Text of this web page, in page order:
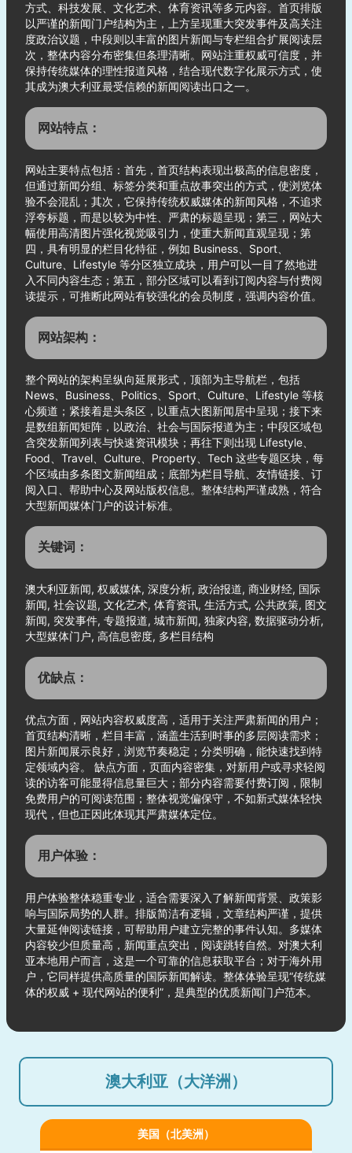
方式、科技发展、文化艺术、体育资讯等多元内容。首页排版
以严谨的新闻门户结构为主，上方呈现重大突发事件及高关注
度政治议题，中段则以丰富的图片新闻与专栏组合扩展阅读层
次，整体内容分布密集但条理清晰。网站注重权威可信度，并
保持传统媒体的理性报道风格，结合现代数字化展示方式，使
其成为澳大利亚最受信赖的新闻阅读出口之一。
网站特点：
网站主要特点包括：首先，首页结构表现出极高的信息密度，
但通过新闻分组、标签分类和重点故事突出的方式，使浏览体
验不会混乱；其次，它保持传统权威媒体的新闻风格，不追求
浮夸标题，而是以较为中性、严肃的标题呈现；第三，网站大
幅使用高清图片强化视觉吸引力，使重大新闻直观呈现；第
四，具有明显的栏目化特征，例如 Business、Sport、
Culture、Lifestyle 等分区独立成块，用户可以一目了然地进
入不同内容生态；第五，部分区域可以看到订阅内容与付费阅
读提示，可推断此网站有较强化的会员制度，强调内容价值。
网站架构：
整个网站的架构呈纵向延展形式，顶部为主导航栏，包括
News、Business、Politics、Sport、Culture、Lifestyle 等核
心频道；紧接着是头条区，以重点大图新闻居中呈现；接下来
是数组新闻矩阵，以政治、社会与国际报道为主；中段区域包
含突发新闻列表与快速资讯模块；再往下则出现 Lifestyle、
Food、Travel、Culture、Property、Tech 这些专题区块，每
个区域由多条图文新闻组成；底部为栏目导航、友情链接、订
阅入口、帮助中心及网站版权信息。整体结构严谨成熟，符合
大型新闻媒体门户的设计标准。
关键词：
澳大利亚新闻, 权威媒体, 深度分析, 政治报道, 商业财经, 国际
新闻, 社会议题, 文化艺术, 体育资讯, 生活方式, 公共政策, 图文
新闻, 突发事件, 专题报道, 城市新闻, 独家内容, 数据驱动分析,
大型媒体门户, 高信息密度, 多栏目结构
优缺点：
优点方面，网站内容权威度高，适用于关注严肃新闻的用户；
首页结构清晰，栏目丰富，涵盖生活到时事的多层阅读需求；
图片新闻展示良好，浏览节奏稳定；分类明确，能快速找到特
定领域内容。 缺点方面，页面内容密集，对新用户或寻求轻阅
读的访客可能显得信息量巨大；部分内容需要付费订阅，限制
免费用户的可阅读范围；整体视觉偏保守，不如新式媒体轻快
现代，但也正因此体现其严肃媒体定位。
用户体验：
用户体验整体稳重专业，适合需要深入了解新闻背景、政策影
响与国际局势的人群。排版简洁有逻辑，文章结构严谨，提供
大量延伸阅读链接，可帮助用户建立完整的事件认知。多媒体
内容较少但质量高，新闻重点突出，阅读跳转自然。对澳大利
亚本地用户而言，这是一个可靠的信息获取平台；对于海外用
户，它同样提供高质量的国际新闻解读。整体体验呈现“传统媒
体的权威 + 现代网站的便利”，是典型的优质新闻门户范本。
澳大利亚（大洋洲）
美国（北美洲）